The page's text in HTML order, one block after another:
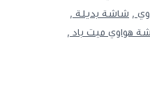
, شاشة بديلة ,
هواوي ميت باد ,